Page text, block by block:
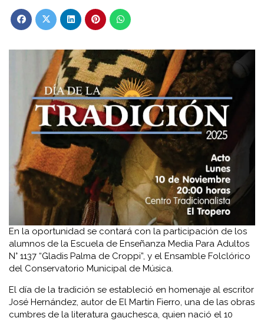
En la oportunidad se contará con la participación de los
alumnos de la Escuela de Enseñanza Media Para Adultos
N° 1137 “Gladis Palma de Croppi”, y el Ensamble Folclórico
del Conservatorio Municipal de Música.
El día de la tradición se estableció en homenaje al escritor
José Hernández, autor de El Martín Fierro, una de las obras
cumbres de la literatura gauchesca, quien nació el 10